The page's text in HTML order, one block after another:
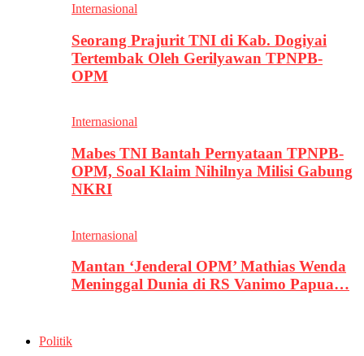
Internasional
Seorang Prajurit TNI di Kab. Dogiyai
Tertembak Oleh Gerilyawan TPNPB-
OPM
Internasional
Mabes TNI Bantah Pernyataan TPNPB-
OPM, Soal Klaim Nihilnya Milisi Gabung
NKRI
Internasional
Mantan ‘Jenderal OPM’ Mathias Wenda
Meninggal Dunia di RS Vanimo Papua…
Politik